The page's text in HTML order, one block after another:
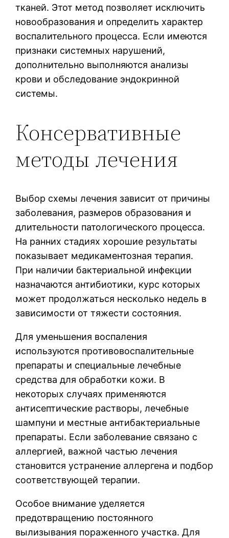
тканей. Этот метод позволяет исключить
новообразования и определить характер
воспалительного процесса. Если имеются
признаки системных нарушений,
дополнительно выполняются анализы
крови и обследование эндокринной
системы.
Консервативные
методы лечения
Выбор схемы лечения зависит от причины
заболевания, размеров образования и
длительности патологического процесса.
На ранних стадиях хорошие результаты
показывает медикаментозная терапия.
При наличии бактериальной инфекции
назначаются антибиотики, курс которых
может продолжаться несколько недель в
зависимости от тяжести состояния.
Для уменьшения воспаления
используются противовоспалительные
препараты и специальные лечебные
средства для обработки кожи. В
некоторых случаях применяются
антисептические растворы, лечебные
шампуни и местные антибактериальные
препараты. Если заболевание связано с
аллергией, важной частью лечения
становится устранение аллергена и подбор
соответствующей терапии.
Особое внимание уделяется
предотвращению постоянного
вылизывания пораженного участка. Для